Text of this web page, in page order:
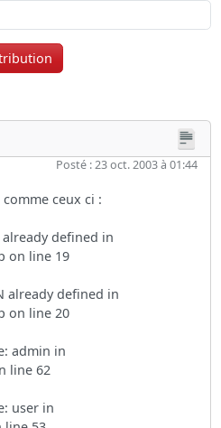
Posté : 23 oct. 2003 à 01:44
ceux ci :
already defined in
on line 19
already defined in
on line 20
admin in
line 62
user in